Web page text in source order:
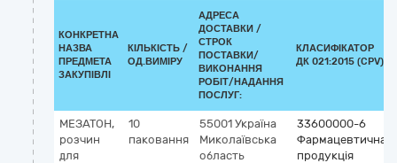
КОНКРЕТНА
НАЗВА
ПРЕДМЕТА
ЗАКУПІВЛІ
КІЛЬКІСТЬ /
ОД.ВИМІРУ
АДРЕСА
ДОСТАВКИ /
СТРОК
ПОСТАВКИ/
ВИКОНАННЯ
РОБІТ/НАДАННЯ
ПОСЛУГ:
КЛАСИФІКАТОР
ДК 021:2015 (CPV)
МЕЗАТОН,
розчин
для
10
паковання
55001 Україна
Миколаївська
область
33600000-6
Фармацевтична
продукція